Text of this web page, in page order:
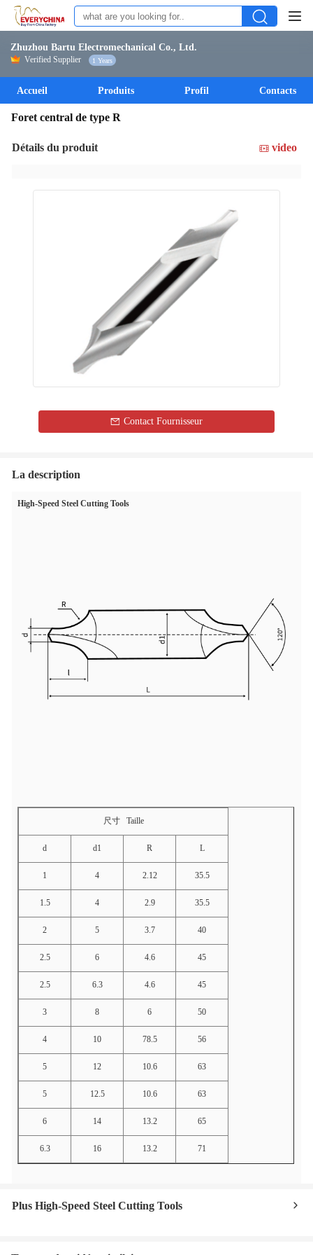
Zhuzhou Bartu Electromechanical Co., Ltd.
Verified Supplier 1 Years
Accueil Produits Profil Contacts
Foret central de type R
Détails du produit video
Contact Fournisseur
La description
High-Speed Steel Cutting Tools
尺寸 Taille
d d1 R L
1 4 2.12 35.5
1.5 4 2.9 35.5
2 5 3.7 40
2.5 6 4.6 45
2.5 6.3 4.6 45
3 8 6 50
4 10 78.5 56
5 12 10.6 63
5 12.5 10.6 63
6 14 13.2 65
6.3 16 13.2 71
Plus High-Speed Steel Cutting Tools